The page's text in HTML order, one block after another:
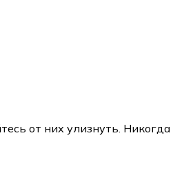
от них улизнуть.